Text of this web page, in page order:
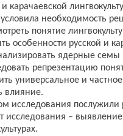
и карачаевской
необходимость
понятие
особенности русской и
ядерные
репрезентацию
универсальное и
влияние.
исследования послужили
исследования –